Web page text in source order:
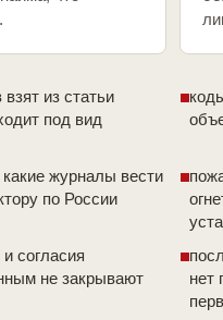
из статьи
под вид
журналы вести
по России
согласия
не закрывают
нет